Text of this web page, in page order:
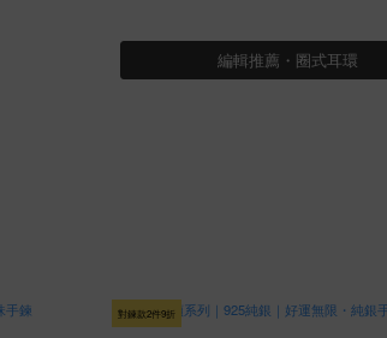
編輯推薦・圈式耳環
對鍊款2件9折